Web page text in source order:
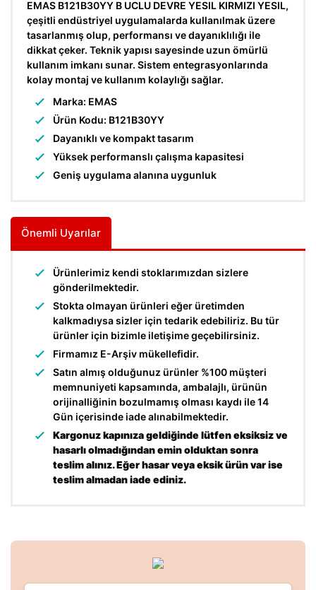
EMAS B121B30YY B UCLU DEVRE YESIL KIRMIZI YESIL,
çeşitli endüstriyel uygulamalarda kullanılmak üzere
tasarlanmış olup, performansı ve dayanıklılığı ile
dikkat çeker. Teknik yapısı sayesinde uzun ömürlü
kullanım imkanı sunar. Sistem entegrasyonlarında
kolay montaj ve kullanım kolaylığı sağlar.
Marka: EMAS
Ürün Kodu: B121B30YY
Dayanıklı ve kompakt tasarım
Yüksek performanslı çalışma kapasitesi
Geniş uygulama alanına uygunluk
Önemli Uyarılar
Ürünlerimiz kendi stoklarımızdan sizlere
gönderilmektedir.
Stokta olmayan ürünleri eğer üretimden
kalkmadıysa sizler için tedarik edebiliriz. Bu tür
ürünler için bizimle iletişime geçebilirsiniz.
Firmamız E-Arşiv mükellefidir.
Satın almış olduğunuz ürünler %100 müşteri
memnuniyeti kapsamında, ambalajlı, ürünün
orijinalliğinin bozulmamış olması kaydı ile 14
Gün içerisinde iade alınabilmektedir.
Kargonuz kapınıza geldiğinde lütfen eksiksiz ve
hasarlı olmadığından emin olduktan sonra
teslim alınız. Eğer hasar veya eksik ürün var ise
teslim almadan iade ediniz.
Bu ürüne ilk yorumu siz yapın!
kullanarak tarafımıza iletebilirsiniz.